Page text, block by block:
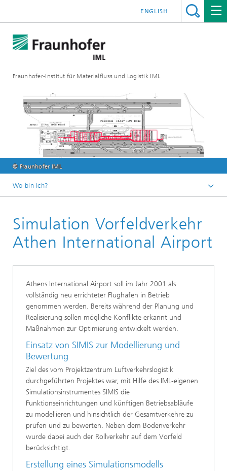
Fraunhofer-Institut für Materialfluss und Logistik IML
ENGLISH
© Fraunhofer IML
Wo bin ich?
Abteilungen
Logistik, Verkehr und Umwelt
Luftverkehrslogistik Dienstleistungen
Simulation Vorfeldverkehr
Athen International Airport
Athens International Airport soll im Jahr 2001 als
vollständig neu errichteter Flughafen in Betrieb
genommen werden. Bereits während der Planung und
Realisierung sollen mögliche Konflikte erkannt und
Maßnahmen zur Optimierung entwickelt werden.
Einsatz von SIMIS zur Modellierung und
Bewertung
Ziel des vom Projektzentrum Luftverkehrslogistik
durchgeführten Projektes war, mit Hilfe des IML-eigenen
Simulationsinstrumentes SIMIS die
Funktionseinrichtungen und künftigen Betriebsabläufe
zu modellieren und hinsichtlich der Gesamtverkehre zu
prüfen und zu bewerten. Neben dem Bodenverkehr
wurde dabei auch der Rollverkehr auf dem Vorfeld
berücksichtigt.
Erstellung eines Simulationsmodells